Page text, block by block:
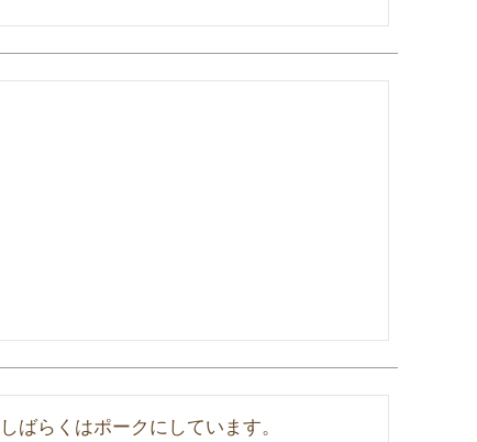
ばらくはポークにしています。